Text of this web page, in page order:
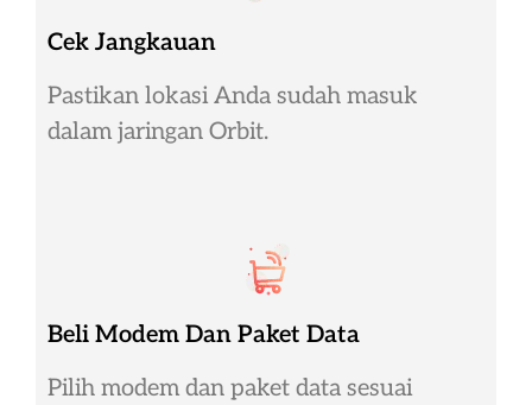
Cek Jangkauan
Pastikan lokasi Anda sudah masuk
dalam jaringan Orbit.
Beli Modem Dan Paket Data
Pilih modem dan paket data sesuai